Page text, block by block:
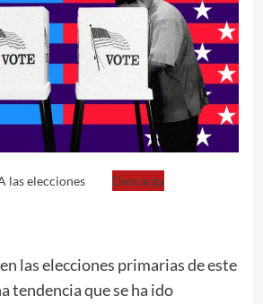
las elecciones Descarga
las elecciones primarias de este
tendencia que se ha ido